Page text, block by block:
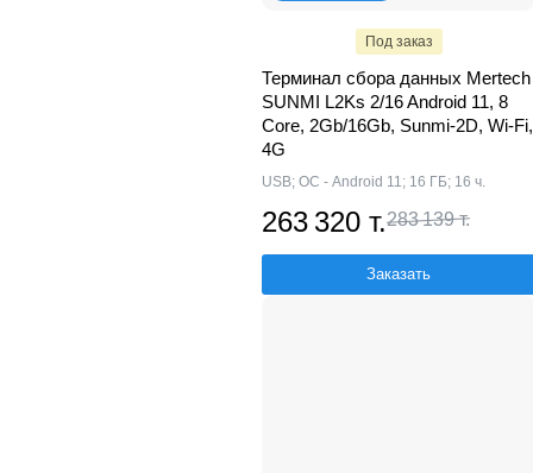
Под заказ
Терминал сбора данных Mertech
SUNMI L2Ks 2/16 Android 11, 8
Core, 2Gb/16Gb, Sunmi-2D, Wi-Fi,
4G
USB; ОС - Android 11; 16 ГБ; 16 ч.
263 320 т.283 139 т.
Заказать